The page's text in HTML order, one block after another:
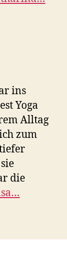
ins
Yoga
Alltag
zum
die